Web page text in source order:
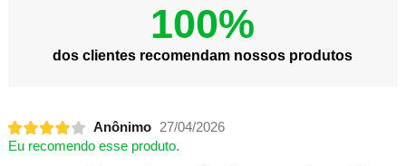
100%
dos clientes recomendam nossos produtos
Anônimo
27/04/2026
Eu recomendo esse produto.